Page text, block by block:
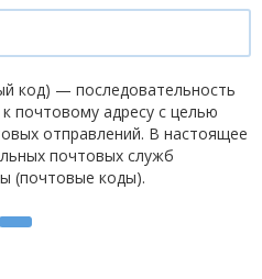
код) — последовательность
почтовому адресу с целью
отправлений. В настоящее
почтовых служб
(почтовые коды).